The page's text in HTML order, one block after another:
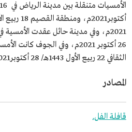
26 أكتوبر 2021م، وفي الجوف
الثقافي 22 ربيع الأول 1443هـ/ 28 أكتوبر2021م.
المصادر
قافلة الفل.